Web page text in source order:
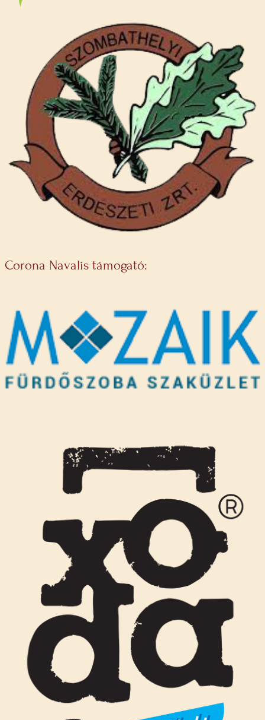
Corona Navalis támogató: